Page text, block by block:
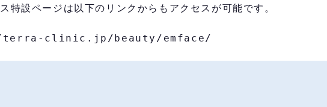
特設ページは以下のリンクからもアクセスが可能です。
clinic.jp/beauty/emface/